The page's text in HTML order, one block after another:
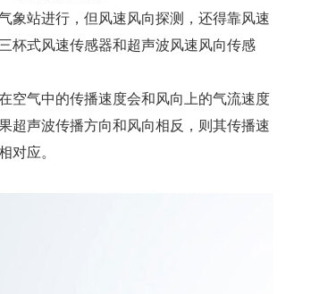
象站进行，但风速风向探测，还得靠风速
杯式风速传感器和超声波风速风向传感
空气中的传播速度会和风向上的气流速度
超声波传播方向和风向相反，则其传播速
对应。